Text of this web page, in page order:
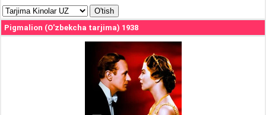
Pigmalion (O'zbekcha tarjima) 1938